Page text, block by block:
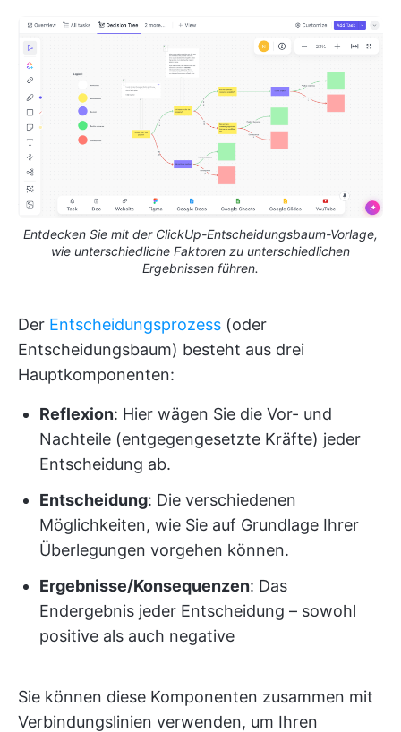
Entdecken Sie mit der ClickUp-Entscheidungsbaum-Vorlage,
wie unterschiedliche Faktoren zu unterschiedlichen
Ergebnissen führen.
Der Entscheidungsprozess (oder
Entscheidungsbaum) besteht aus drei
Hauptkomponenten:
Reflexion: Hier wägen Sie die Vor- und
Nachteile (entgegengesetzte Kräfte) jeder
Entscheidung ab.
Entscheidung: Die verschiedenen
Möglichkeiten, wie Sie auf Grundlage Ihrer
Überlegungen vorgehen können.
Ergebnisse/Konsequenzen: Das
Endergebnis jeder Entscheidung – sowohl
positive als auch negative
Sie können diese Komponenten zusammen mit
Verbindungslinien verwenden, um Ihren